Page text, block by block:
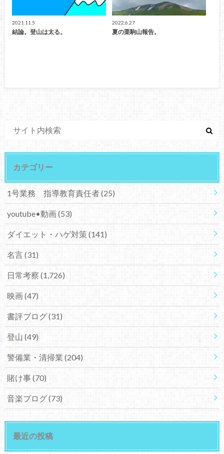
2021.11.5
結論。登山は太る。
2022.6.27
夏の栗駒山報告。
カテゴリー
1号業務 指導教育責任者(25)
youtube•動画(53)
ダイエット・ハゲ対策(141)
名言(31)
日常考察 (1,726)
映画(47)
書評ブログ(31)
登山 (49)
警備業・清掃業 (204)
賭け事(70)
音楽ブログ(73)
最近の投稿